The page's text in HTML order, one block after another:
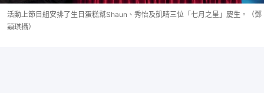
活動上節目組安排了生日蛋糕幫Shaun、秀怡及凱晴三位「七月之星」慶生。（鄧
穎琪攝）